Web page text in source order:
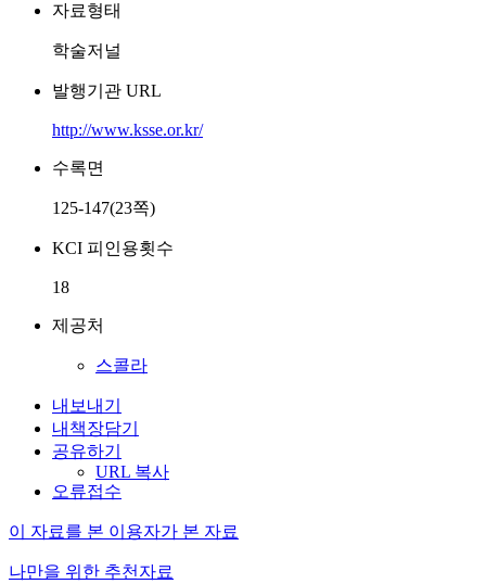
자료형태
학술저널
발행기관 URL
http://www.ksse.or.kr/
수록면
125-147(23쪽)
KCI 피인용횟수
18
제공처
스콜라
내보내기
내책장담기
공유하기
URL 복사
오류접수
이 자료를 본 이용자가 본 자료
나만을 위한 추천자료